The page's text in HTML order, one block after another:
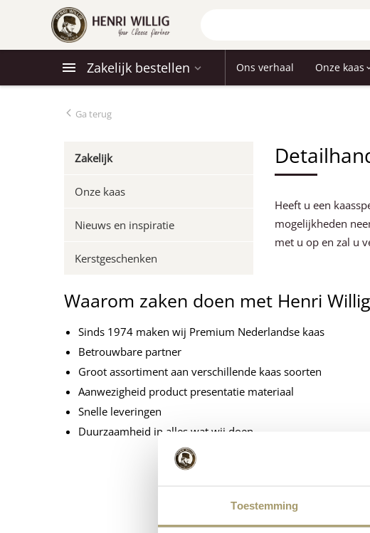
Toestemming
Zakelijk bestellen Ons verhaal Onze kaas
Ga terug
Zakelijk
Onze kaas
Nieuws en inspiratie
Kerstgeschenken
Heeft u een
mogelijkheden
met u op en zal u
Waarom zaken doen met Henri
Sinds 1974 maken wij Premium Nederlandse kaas
Betrouwbare partner
Groot assortiment aan verschillende kaas soorten
Aanwezigheid product presentatie materiaal
Snelle leveringen
Duurzaamheid in alles wat wij doen